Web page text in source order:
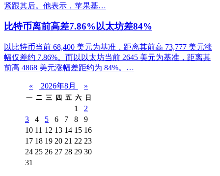
紧跟其后。他表示，苹果基…
比特币离前高差7.86%以太坊差84%
以比特币当前 68,400 美元为基准，距离其前高 73,777 美元涨
幅仅差约 7.86%。而以以太坊当前 2645 美元为基准，距离其
前高 4868 美元涨幅差距约为 84%。…
« 2026年8月 »
一 二 三 四 五 六 日
1
2
3
4 5 6 7 8
9
10 11 12 13 14 15 16
17 18 19 20 21 22 23
24 25 26 27 28 29 30
31